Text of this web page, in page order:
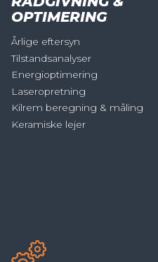
OPTIMERING
Årlige eftersyn
Tilstandsanalyser
Energioptimering
Laseropretning
Kilrem beregning & måling
Keramiske lejer